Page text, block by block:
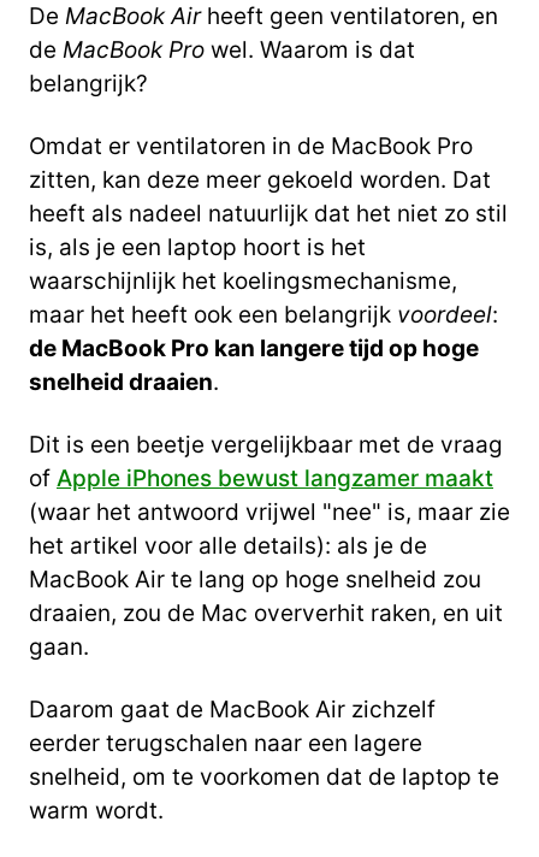
De MacBook Airheeft geen ventilatoren, en
de MacBook Pro wel. Waarom is dat
belangrijk?
Omdat er ventilatoren in de MacBook Pro
zitten, kan deze meer gekoeld worden. Dat
heeft als nadeel natuurlijk dat het niet zo stil
is, als je een laptop hoort is het
waarschijnlijk het koelingsmechanisme,
maar het heeft ook een belangrijk voordeel:
de MacBook Pro kan langere tijd op hoge
snelheid draaien.
Dit is een beetje vergelijkbaar met de vraag
of Apple iPhones bewust langzamer maakt
(waar het antwoord vrijwel "nee" is, maar zie
het artikel voor alle details): als je de
MacBook Air te lang op hoge snelheid zou
draaien, zou de Mac oververhit raken, en uit
gaan.
Daarom gaat de MacBook Air zichzelf
eerder terugschalen naar een lagere
snelheid, om te voorkomen dat de laptop te
warm wordt.